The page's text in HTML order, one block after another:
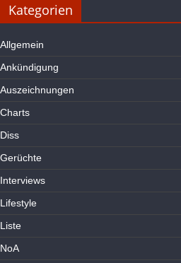
Kategorien
Allgemein
Ankündigung
Auszeichnungen
Charts
Diss
Gerüchte
Interviews
Lifestyle
Liste
NoA